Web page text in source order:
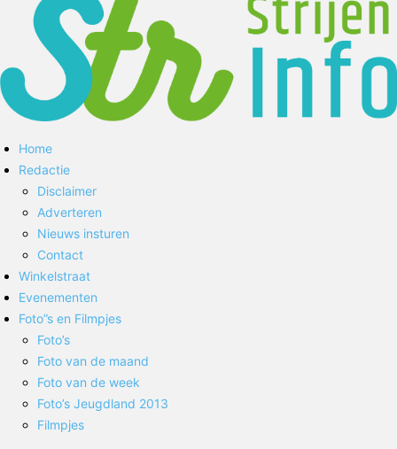
Home
Redactie
Disclaimer
Adverteren
Nieuws insturen
Contact
Winkelstraat
Evenementen
Foto”s en Filmpjes
Foto’s
Foto van de maand
Foto van de week
Foto’s Jeugdland 2013
Filmpjes